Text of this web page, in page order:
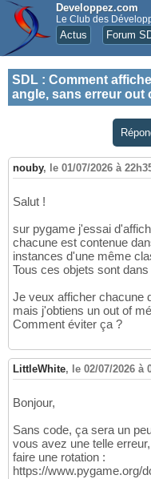
Developpez.com
Le Club des
Actus Forum
SDL : Comment
angle, sans erreur out
nouby, le 01/07/2026 à
Salut !
sur pygame j'essai
chacune est contenue
instances d'une même
Tous ces objets sont
Je veux afficher chacune
mais j'obtiens un out of
Comment éviter ça ?
LittleWhite, le 02/07/2026 à
Bonjour,
Sans code, ça sera un
vous avez une telle
faire une rotation :
https://www.pygame.org/